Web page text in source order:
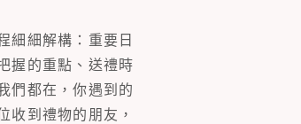
細細解構：重要日
握的重點、送禮時
們都在，你遇到的
收到禮物的朋友，